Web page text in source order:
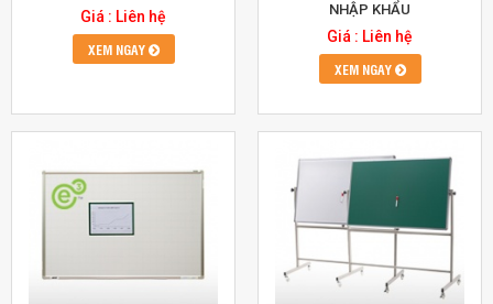
Giá : Liên hệ
XEM NGAY
NHẬP KHẨU
Giá : Liên hệ
XEM NGAY